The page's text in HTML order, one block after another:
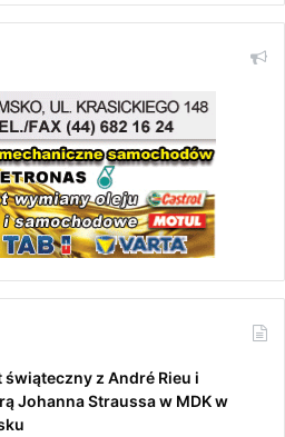
świąteczny z André Rieu i
Johanna Straussa w MDK w